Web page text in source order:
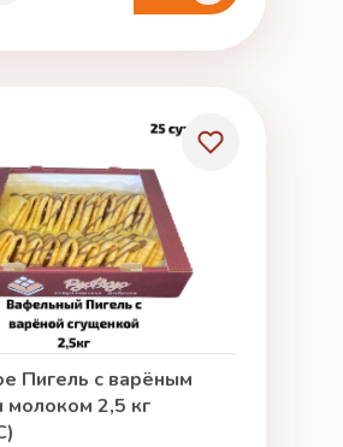
Пигель с варёным
2,5 кг